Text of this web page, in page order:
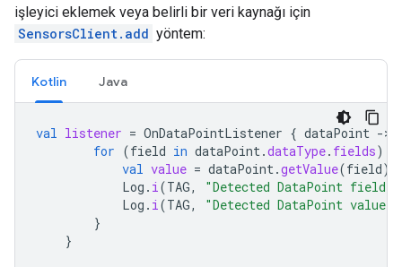
işleyici eklemek veya belirli bir veri kaynağı için
SensorsClient.add yöntem:
Kotlin Java
val listener = OnDataPointListener { dataPoint -
for (field in dataPoint.dataType. fields)
val value = dataPoint.getValue(field)
Log . i(TAG, "Detected DataPoint field:
Log . i(TAG, "Detected DataPoint value:
}
}